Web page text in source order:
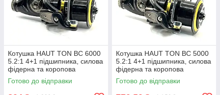
Котушка HAUT TON BC 6000
5.2:1 4+1 підшипника, силова
фідерна та коропова
Готово до відправки
Котушка HAUT TON BC 5000
5.2:1 4+1 підшипника, силова
фідерна та коропова
Готово до відправки